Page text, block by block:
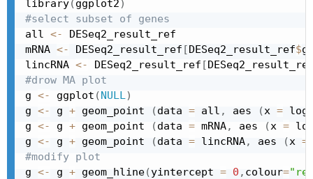
library(ggplot2)
#select subset of genes
all <-
DESeq2_result_ref
mRNA <- DESeq2_result_ref [DESeq2_result_ref$
lincRNA <- DESeq2_result_ref [
#drow MA plot
g <- ggplot (NULL)
g <- g + geom_point (data = all , aes (x = log
g <- g + geom_point (data = mRNA, aes (x =
g <- g + geom_point (data = lincRNA, aes (x =
#modify plot
g <- g + geom_hline(yintercept = 0 , colour=